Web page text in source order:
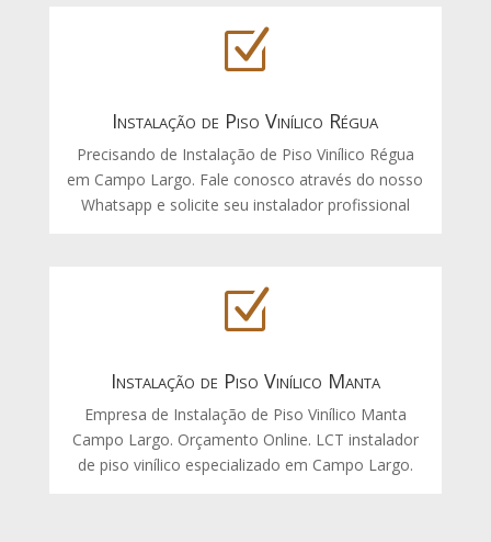
Z
Instalação de Piso Vinílico Régua
Precisando de Instalação de Piso Vinílico Régua
em Campo Largo. Fale conosco através do nosso
Whatsapp e solicite seu instalador profissional
Z
Instalação de Piso Vinílico Manta
Empresa de Instalação de Piso Vinílico Manta
Campo Largo. Orçamento Online. LCT instalador
de piso vinílico especializado em Campo Largo.